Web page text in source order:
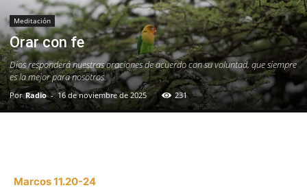
Meditación
Orar con fe
Dios responderá nuestras oraciones de acuerdo con su voluntad, que siempre
es la mejor para nosotros.
Por Radio - 16 de noviembre de 2025 231
Marcos 11.20-24